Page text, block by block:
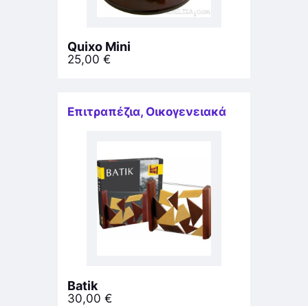
Quixo Mini
25,00 €
Επιτραπέζια, Οικογενειακά
Batik
30,00 €